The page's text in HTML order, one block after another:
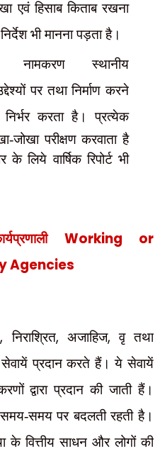
एवं हिसाब किताब रखना
भी मानना पड़ता है।
स्थानीय
पर तथा निर्माण करने
निर्भर करता है। प्रत्येक
परीक्षण करवाता है
के लिये वार्षिक रिपोर्ट भी
Working or
Agencies
,निराश्रित, अजाहिज,वृ तथा
प्रदान करते हैं। ये सेवायें
द्वारा प्रदान की जाती हैं।
समय पर बदलती रहती है।
के वित्तीय साधन और लोगों की